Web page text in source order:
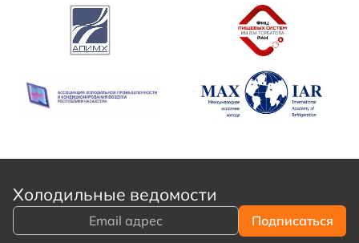
Холодильные ведомости